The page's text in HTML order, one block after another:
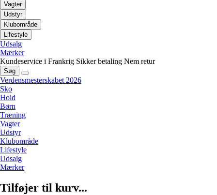
Vagter
Udstyr
Klubområde
Lifestyle
Udsalg
Mærker
Kundeservice i Frankrig Sikker betaling Nem retur
Søg
Verdensmesterskabet 2026
Sko
Hold
Børn
Træning
Vagter
Udstyr
Klubområde
Lifestyle
Udsalg
Mærker
Tilføjer til kurv...